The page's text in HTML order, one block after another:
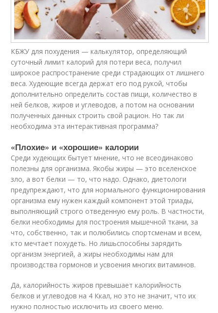
КБЖУ для похудения — калькулятор, определяющий
суточный лимит калорий для потери веса, получил
широкое распространение среди страдающих от лишнего
веса. Худеющие всегда держат его под рукой, чтобы
дополнительно определить состав пищи, количество в
ней белков, жиров и углеводов, а потом на основании
полученных данных строить свой рацион. Но так ли
необходима эта интерактивная программа?
«Плохие» и «хорошие» калории
Среди худеющих бытует мнение, что не всеодинаково
полезны для организма. Якобы жиры — это вселенское
зло, а вот белки — то, что надо. Однако, диетологи
предупреждают, что для нормального функционирования
организма ему нужен каждый компонент этой триады,
выполняющий строго отведенную ему роль. В частности,
белки необходимы для построения мышечной ткани, за
что, собственно, так и полюбились спортсменам и всем,
кто мечтает похудеть. Но лишьспособны зарядить
организм энергией, а жиры необходимы нам для
производства гормонов и усвоения многих витаминов.
Да, калорийность жиров превышает калорийность
белков и углеводов на 4 Ккал, но это не значит, что их
нужно полностью исключить из своего меню.